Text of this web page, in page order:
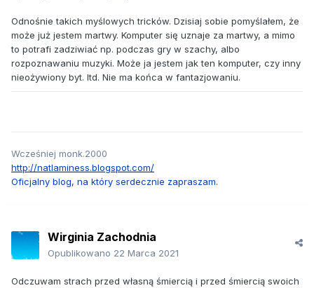
Odnośnie takich myślowych tricków. Dzisiaj sobie pomyślałem, że
może już jestem martwy. Komputer się uznaje za martwy, a mimo
to potrafi zadziwiać np. podczas gry w szachy, albo
rozpoznawaniu muzyki. Może ja jestem jak ten komputer, czy inny
nieożywiony byt. Itd. Nie ma końca w fantazjowaniu.
Wcześniej monk.2000
http://natlaminess.blogspot.com/
Oficjalny blog, na który serdecznie zapraszam.
Wirginia Zachodnia
Opublikowano 22 Marca 2021
Odczuwam strach przed własną śmiercią i przed śmiercią swoich